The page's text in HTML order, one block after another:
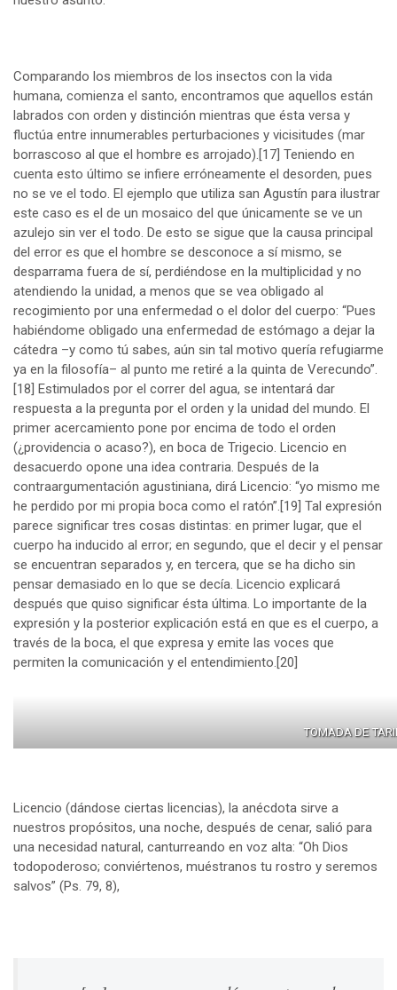
Comparando los miembros de los insectos con la vida
humana, comienza el santo, encontramos que aquellos están
labrados con orden y distinción mientras que ésta versa y
fluctúa entre innumerables perturbaciones y vicisitudes (mar
borrascoso al que el hombre es arrojado).[17] Teniendo en
cuenta esto último se infiere erróneamente el desorden, pues
no se ve el todo. El ejemplo que utiliza san Agustín para ilustrar
este caso es el de un mosaico del que únicamente se ve un
azulejo sin ver el todo. De esto se sigue que la causa principal
del error es que el hombre se desconoce a sí mismo, se
desparrama fuera de sí, perdiéndose en la multiplicidad y no
atendiendo la unidad, a menos que se vea obligado al
recogimiento por una enfermedad o el dolor del cuerpo: “Pues
habiéndome obligado una enfermedad de estómago a dejar la
cátedra –y como tú sabes, aún sin tal motivo quería refugiarme
ya en la filosofía– al punto me retiré a la quinta de Verecundo”.
[18] Estimulados por el correr del agua, se intentará dar
respuesta a la pregunta por el orden y la unidad del mundo. El
primer acercamiento pone por encima de todo el orden
(¿providencia o acaso?), en boca de Trigecio. Licencio en
desacuerdo opone una idea contraria. Después de la
contraargumentación agustiniana, dirá Licencio: “yo mismo me
he perdido por mi propia boca como el ratón”.[19] Tal expresión
parece significar tres cosas distintas: en primer lugar, que el
cuerpo ha inducido al error; en segundo, que el decir y el pensar
se encuentran separados y, en tercera, que se ha dicho sin
pensar demasiado en lo que se decía. Licencio explicará
después que quiso significar ésta última. Lo importante de la
expresión y la posterior explicación está en que es el cuerpo, a
través de la boca, el que expresa y emite las voces que
permiten la comunicación y el entendimiento.[20]
TOMADA DE
Licencio (dándose ciertas licencias), la anécdota sirve a
nuestros propósitos, una noche, después de cenar, salió para
una necesidad natural, canturreando en voz alta: “Oh Dios
todopoderoso; conviértenos, muéstranos tu rostro y seremos
salvos” (Ps. 79, 8),